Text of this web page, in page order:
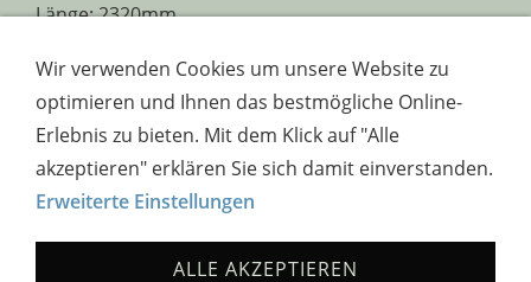
Länge: 2320mm
Steuerung: Quer, Höhe, Seite(optional), Motor
Motor: Turbinen ab 80 N
Quelle: PAF Modellbau
Wir verwenden Cookies um unsere Website zu
optimieren und Ihnen das bestmögliche Online-
Erlebnis zu bieten. Mit dem Klick auf "Alle
akzeptieren" erklären Sie sich damit einverstanden.
Erweiterte Einstellungen
ALLE AKZEPTIEREN